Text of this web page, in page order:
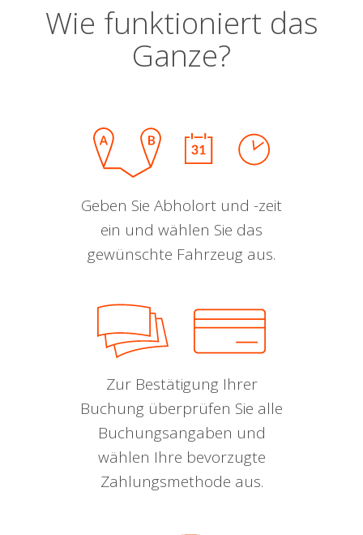
Wie funktioniert das
Ganze?
Geben Sie Abholort und -zeit
ein und wählen Sie das
gewünschte Fahrzeug aus.
Zur Bestätigung Ihrer
Buchung überprüfen Sie alle
Buchungsangaben und
wählen Ihre bevorzugte
Zahlungsmethode aus.